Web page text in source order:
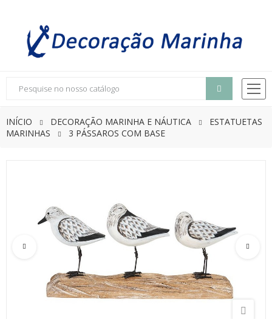
INÍCIO DECORAÇÃO MARINHA E NÁUTICA
ESTATUETAS
MARINHAS
3 PÁSSAROS COM BASE